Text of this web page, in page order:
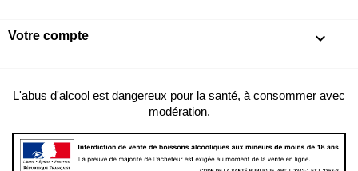
Votre compte 
L'abus d'alcool est dangereux pour la santé, à consommer avec
modération.